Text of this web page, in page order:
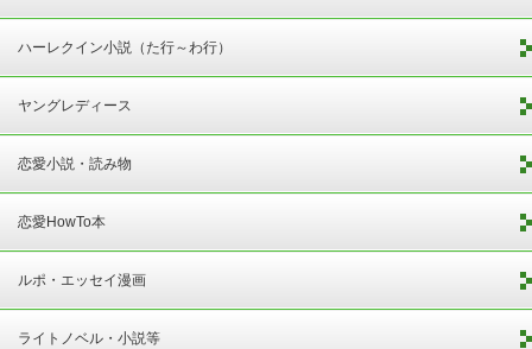
ハーレクイン小説（た行～わ行）
ヤングレディース
恋愛小説・読み物
恋愛HowTo本
ルポ・エッセイ漫画
ライトノベル・小説等